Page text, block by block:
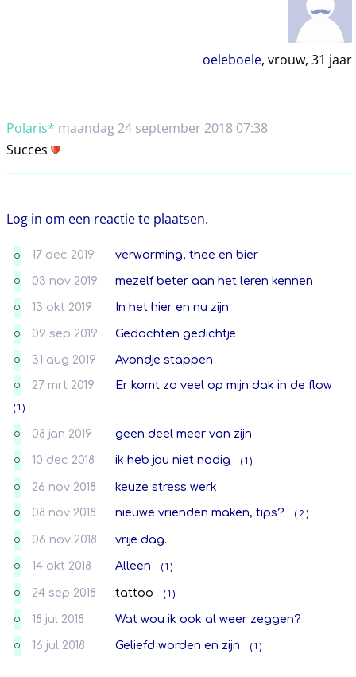
oeleboele, vrouw, 31 jaar
Polaris* maandag 24 september 2018 07:38
Succes
Log in om een reactie te plaatsen.
O 17 dec 2019 verwarming, thee en bier
O 03 nov 2019 mezelf beter aan het leren kennen
O 13 okt 2019 In het hier en nu zijn
O 09 sep 2019 Gedachten gedichtje
O 31 aug 2019 Avondje stappen
O 27 mrt 2019 Er komt zo veel op mijn dak in de flow
( 1 )
O 08 jan 2019 geen deel meer van zijn
O 10 dec 2018 ik heb jou niet nodig ( 1 )
O 26 nov 2018 keuze stress werk
O 08 nov 2018 nieuwe vrienden maken, tips? ( 2 )
O 06 nov 2018 vrije dag.
O 14 okt 2018 Alleen ( 1 )
O 24 sep 2018 tattoo ( 1 )
O 18 jul 2018 Wat wou ik ook al weer zeggen?
O 16 jul 2018 Geliefd worden en zijn ( 1 )